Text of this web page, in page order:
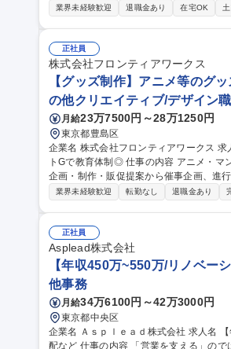
ー、スーパー ドラッグストア等 ）への本部商談と店頭での販売促進を中心に担っていただきます。市場や販売動
暮らしを守ることに直結するやりがい
は海外営業としてのキャリア構築も可能です。 募集職種 【東京】提案営業★アルコール除菌、殺虫剤
のフマキラー ◎WEB面接可
業界未経験歓迎 退職金あり 在宅OK
正社員
株式会社フロンティアワークス
【グッズ制作】アニメ等のグ
の他クリエイティブ/デザイン職
月給23万7500円～28万1250円
東京都豊島区
企業名 株式会社フロンティアワークス 求人名 【グッズ制作】アニメ等のグッズ企画・制作・販促企画/アニメイ
トGで教育体制◎ 仕事の内容 アニメ・マンガ等のエンタメ事業を展開する当社にて、アニメ・ゲーム等のグッズ
企画・制作・販促提案から催事企画、進
を盛り上げる仕事です 【具体的な業務】◆グッズの企画提案・市場調査◆制作進行・スケジュール管理（デザイ
開催◆庶務業務 入社後3カ月～半年ほど
人で1タイトルのグッズ展開（企画、版元交渉、製
作】アニメ等のグッズ企画・制作・販促
業界未経験歓迎 転勤なし 退職金あり
正社員
Asplead株式会社
【年収450万~550万/リノベー
他事務
月給34万6100円～42万3000円
東京都中央区
企業名 Ａｓｐｌｅａｄ株式会社 求人名 【年収450万～550万/リノベーション品質管理スタッフ】完工検査/職人手
配など 仕事の内容 「営業を支える」のではなく、「お客様へ安心して住まいを引き渡す」仕事です。当社は中古